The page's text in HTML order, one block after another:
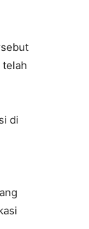
telah
di